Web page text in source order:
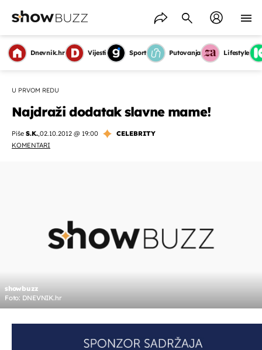
Dnevnik.hr Vijesti Sport Putovanja Lifestyle
U PRVOM REDU
Najdraži dodatak slavne mame!
Piše S.K.,02.10.2012 @ 19:00
CELEBRITY
KOMENTARI
showbuzz
Foto: DNEVNIK.hr
OMOGUĆI OBAVIJESTI